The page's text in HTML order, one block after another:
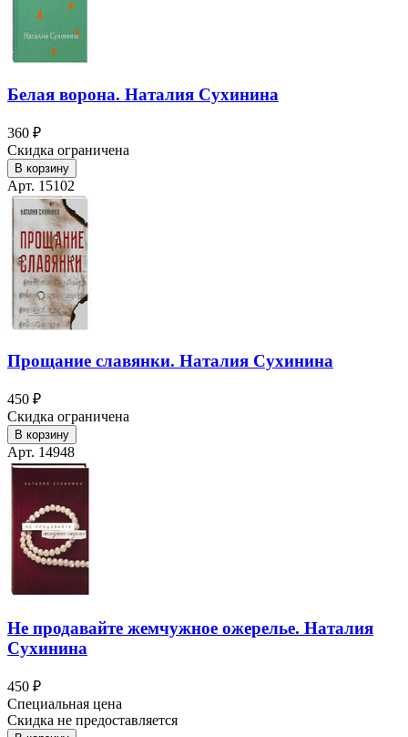
Белая ворона. Наталия Сухинина
360 ₽
Скидка ограничена
В корзину
Арт. 15102
Прощание славянки. Наталия Сухинина
450 ₽
Скидка ограничена
В корзину
Арт. 14948
Не продавайте жемчужное ожерелье. Наталия
Сухинина
450 ₽
Специальная цена
Скидка не предоставляется